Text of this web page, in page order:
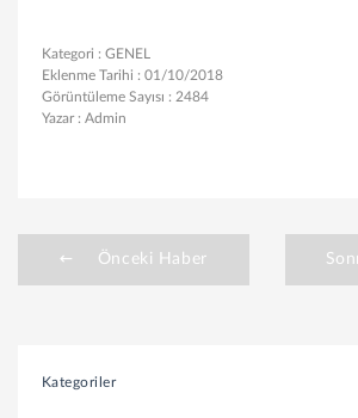
Kategori : GENEL
Eklenme Tarihi : 01/10/2018
Görüntüleme Sayısı : 2484
Yazar : Admin
Önceki Haber
Kategoriler